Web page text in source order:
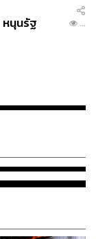
หนุนรัฐ
...